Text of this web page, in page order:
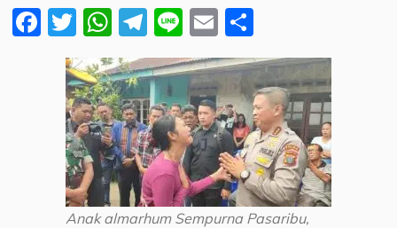
Facebook
Twitter
WhatsApp
Telegram
LineEmail
Anak almarhum Sempurna Pasaribu,